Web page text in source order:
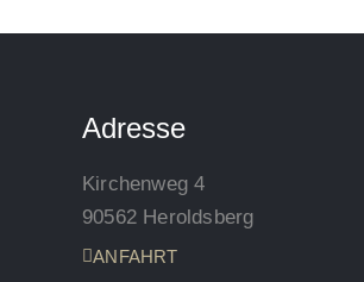
Adresse
Kirchenweg 4
90562 Heroldsberg
ANFAHRT